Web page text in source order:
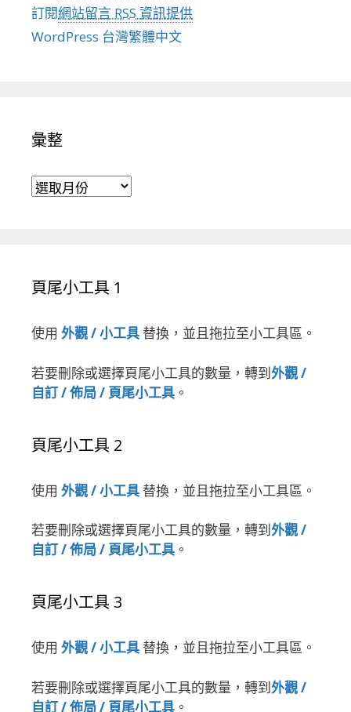
訂閱網站留言 RSS 資訊提供
WordPress 台灣繁體中文
彙整
彙整
頁尾小工具 1
使用 外觀 / 小工具 替換，並且拖拉至小工具區。
若要刪除或選擇頁尾小工具的數量，轉到外觀 /
自訂 / 佈局 / 頁尾小工具 。
頁尾小工具 2
使用 外觀 / 小工具 替換，並且拖拉至小工具區。
若要刪除或選擇頁尾小工具的數量，轉到外觀 /
自訂 / 佈局 / 頁尾小工具 。
頁尾小工具 3
使用 外觀 / 小工具 替換，並且拖拉至小工具區。
若要刪除或選擇頁尾小工具的數量，轉到外觀 /
自訂 / 佈局 / 頁尾小工具 。